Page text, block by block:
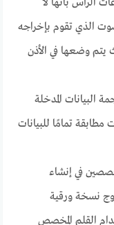
الرأس بأنها لا
الذي تقوم بإخراجه
وضعها في الأذن
البيانات المدخلة
تمامًا للبيانات
في إنشاء
نسخة ورقية
القلم المخصص